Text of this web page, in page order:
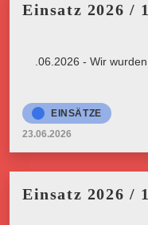
Einsatz 2026 /
23.06.2026 - Wir
EINSÄTZE
23.06.2026
Einsatz 2026 /